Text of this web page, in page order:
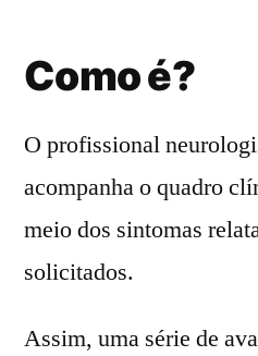
Como é?
O profissional
acompanha o quadro
meio dos sintomas
solicitados.
Assim, uma série de